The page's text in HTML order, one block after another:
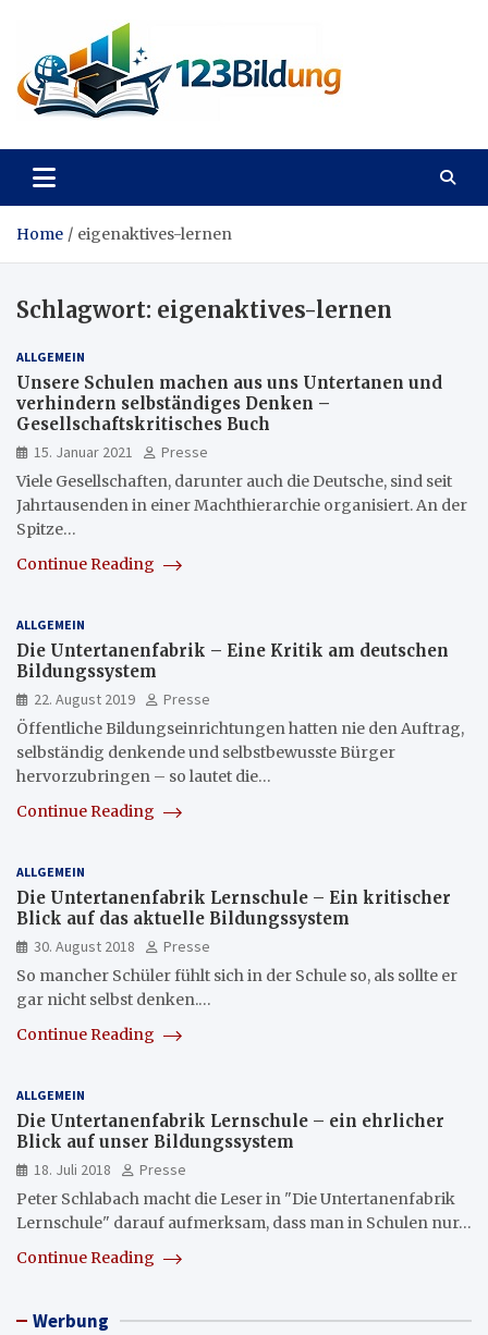
content
123Bildung
Home eigenaktives-lernen
Schlagwort: eigenaktives-lernen
ALLGEMEIN
Unsere Schulen machen aus uns Untertanen und
verhindern selbständiges Denken –
Gesellschaftskritisches Buch
15. Januar 2021
Presse
Viele Gesellschaften, darunter auch die Deutsche, sind seit
Jahrtausenden in einer Machthierarchie organisiert. An der
Spitze…
Continue Reading
ALLGEMEIN
Die Untertanenfabrik – Eine Kritik am deutschen
Bildungssystem
22. August 2019
Presse
Öffentliche Bildungseinrichtungen hatten nie den Auftrag,
selbständig denkende und selbstbewusste Bürger
hervorzubringen – so lautet die…
Continue Reading
ALLGEMEIN
Die Untertanenfabrik Lernschule – Ein kritischer
Blick auf das aktuelle Bildungssystem
30. August 2018
Presse
So mancher Schüler fühlt sich in der Schule so, als sollte er
gar nicht selbst denken.…
Continue Reading
ALLGEMEIN
Die Untertanenfabrik Lernschule – ein ehrlicher
Blick auf unser Bildungssystem
18. Juli 2018
Presse
Peter Schlabach macht die Leser in "Die Untertanenfabrik
Lernschule" darauf aufmerksam, dass man in Schulen nur…
Continue Reading
Werbung